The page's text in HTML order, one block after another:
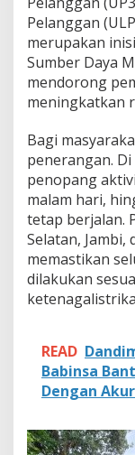
Pelanggan
merupakan
Sumber Daya
mendorong
meningkatkan
Bagi
penerangan.
penopang
malam hari,
tetap berjalan.
Selatan, Jambi,
memastikan
dilakukan
READ
Babinsa
Dengan